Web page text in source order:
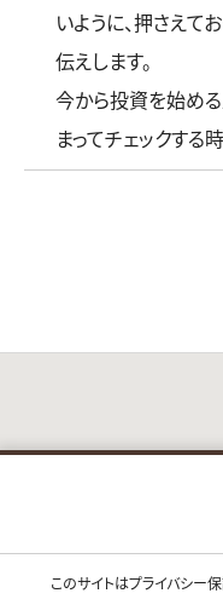
いように、押さえて
伝えします。
今から投資を始め
まってチェックする
このサイトはプライバシー